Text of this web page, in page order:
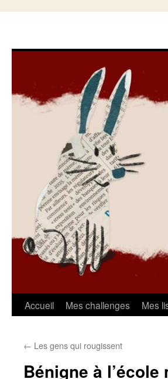
Aller
contenu
Accueil Mes challenges Mes
← Les gens qui rougissent
Bénigne à l’école